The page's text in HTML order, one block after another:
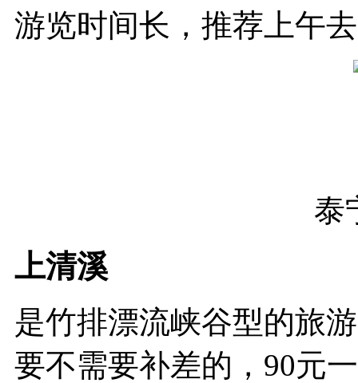
游览时间长，推荐上午
泰
上清溪
是竹排漂流峡谷型的旅
要不需要补差的，90元